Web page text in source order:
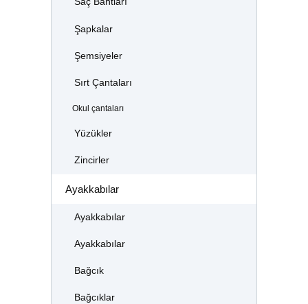
Şapkalar
Şemsiyeler
Sırt Çantaları
Okul çantaları
Yüzükler
Zincirler
Ayakkabılar
Ayakkabılar
Ayakkabılar
Bağcık
Bağcıklar